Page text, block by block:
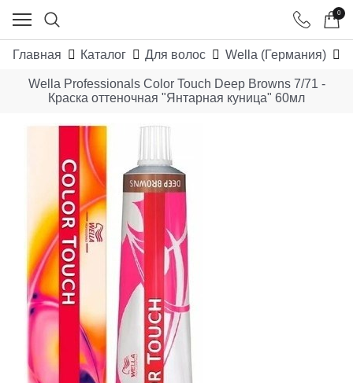
0
Главная Каталог Для волос Wella (Германия)
Wella Professionals Color Touch Deep Browns 7/71 -
Краска оттеночная "Янтарная куница" 60мл